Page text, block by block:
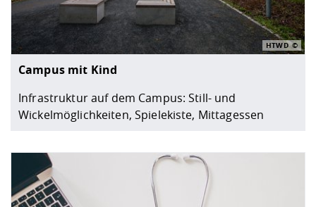
Campus mit Kind
Infrastruktur auf dem Campus: Still- und
Wickelmöglichkeiten, Spielekiste, Mittagessen
HTWD